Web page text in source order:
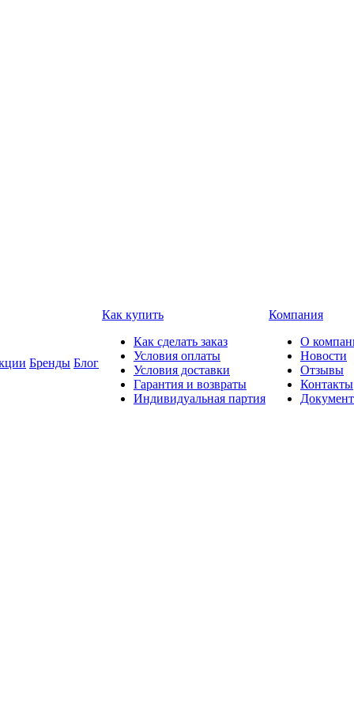
Бренды Блог
Как купить
Как сделать заказ
Условия оплаты
Условия доставки
Гарантия и возвраты
Индивидуальная партия
Компания
О
Новости
Отзывы
Контакты